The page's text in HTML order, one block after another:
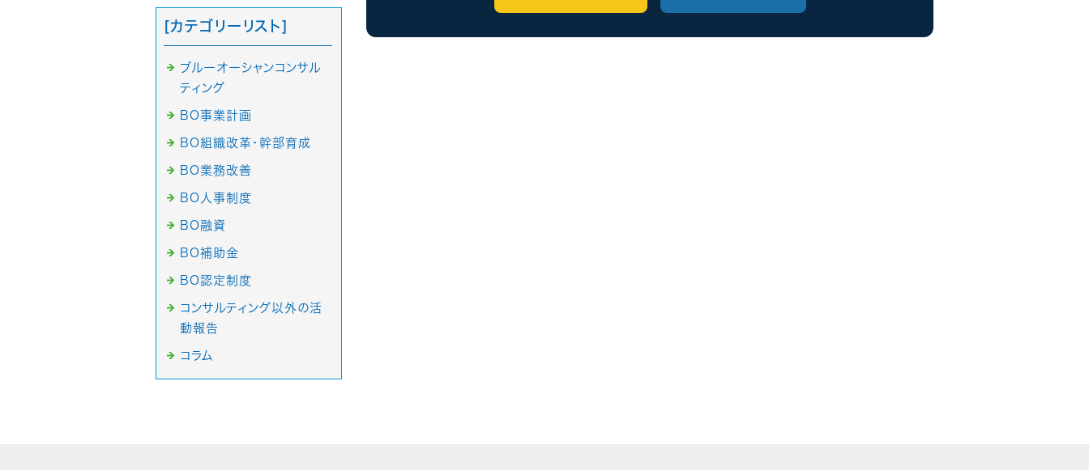
[カテゴリーリスト]
ブルーオーシャンコンサル
ティング
BO事業計画
BO組織改革・幹部育成
BO業務改善
BO人事制度
BO融資
BO補助金
BO認定制度
コンサルティング以外の活
動報告
コラム